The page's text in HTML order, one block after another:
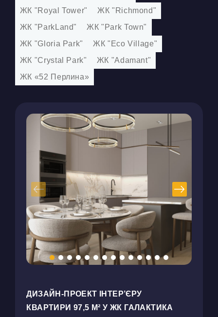
ЖК "Royal Tower"
ЖК "Richmond"
ЖК "ParkLand"
ЖК "Park Town"
ЖК "Gloria Park"
ЖК "Eco Village"
ЖК "Crystal Park"
ЖК "Adamant"
ЖК «52 Перлина»
ДИЗАЙН-ПРОЕКТ ІНТЕР’ЄРУ
КВАРТИРИ 97,5 М² У ЖК ГАЛАКТИКА